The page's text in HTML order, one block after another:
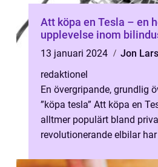
Att köpa en Tesla – en
upplevelse inom
13 januari 2024
Jon
redaktionel
En övergripande, grundlig
”köpa tesla” Att köpa en
alltmer populärt bland
revolutionerande elbilar